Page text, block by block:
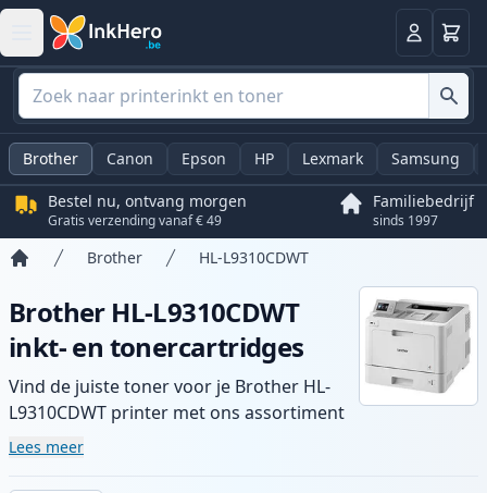
Log in
Brother Canon Epson HP Lexmark Samsung
Bestel nu, ontvang morgen
Gratis verzending vanaf € 49
Familiebedrijf
sinds 1997
Brother HL-L9310CDWT
Brother HL-L9310CDWT
inkt- en tonercartridges
Vind de juiste toner voor je Brother HL-
L9310CDWT printer met ons assortiment
compatibele en high-yield cartridges.
Lees meer